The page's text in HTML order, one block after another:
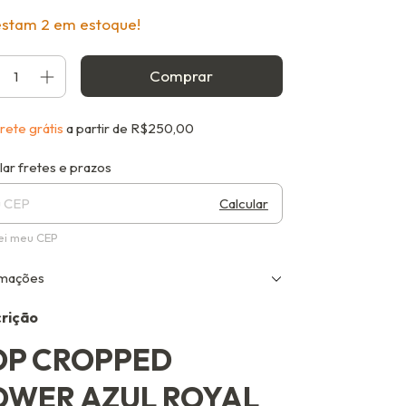
2 em estoque!
grátis a partir de R$250,00
para o CEP:
fretes e prazos
Calcular
meu CEP
CROPPED
AZUL ROYAL